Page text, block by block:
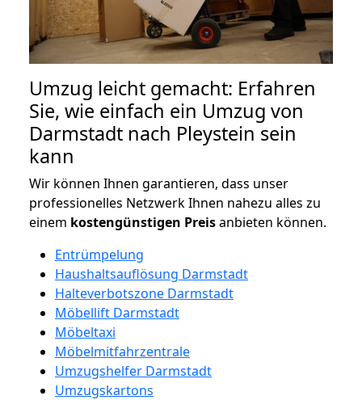
Umzug leicht gemacht: Erfahren
Sie, wie einfach ein Umzug von
Darmstadt nach Pleystein sein
kann
Wir können Ihnen garantieren, dass unser
professionelles Netzwerk Ihnen nahezu alles zu
einem kostengünstigen Preisanbieten können.
Entrümpelung
Haushaltsauflösung Darmstadt
Halteverbotszone Darmstadt
Möbellift Darmstadt
Möbeltaxi
Möbelmitfahrzentrale
Umzugshelfer Darmstadt
Umzugskartons